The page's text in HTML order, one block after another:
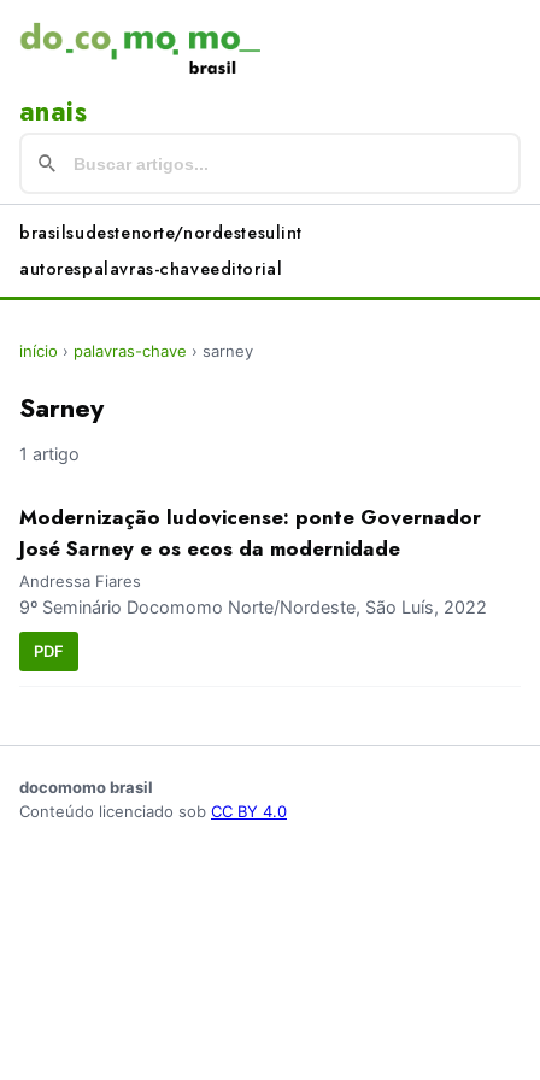
anais
brasilsudestenorte/nordestesulint
autorespalavras-chaveeditorial
início › palavras-chave › sarney
Sarney
1 artigo
Modernização ludovicense: ponte Governador
José Sarney e os ecos da modernidade
Andressa Fiares
9º Seminário Docomomo Norte/Nordeste, São Luís, 2022
PDF
docomomo brasil
Conteúdo licenciado sob CC BY 4.0